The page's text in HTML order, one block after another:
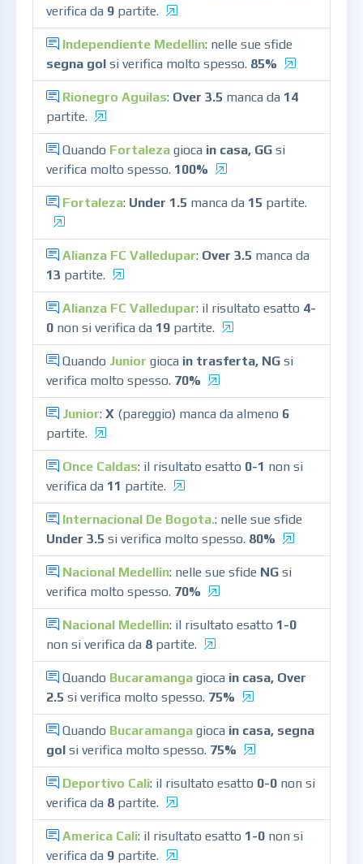
verifica da 9 partite.
Independiente Medellin: nelle sue sfide
segna gol si verifica molto spesso. 85%
Rionegro Aguilas: Over 3.5 manca da 14
partite.
Quando Fortaleza gioca in casa, GG si
verifica molto spesso. 100%
Fortaleza: Under 1.5 manca da 15 partite.
Alianza FC Valledupar: Over 3.5 manca da
13 partite.
Alianza FC Valledupar: il risultato esatto 4-
0 non si verifica da 19 partite.
Quando Junior gioca in trasferta, NG si
verifica molto spesso. 70%
Junior: X (pareggio) manca da almeno 6
partite.
Once Caldas: il risultato esatto 0-1 non si
verifica da 11 partite.
Internacional De Bogota.: nelle sue sfide
Under 3.5 si verifica molto spesso. 80%
Nacional Medellin: nelle sue sfide NG si
verifica molto spesso. 70%
Nacional Medellin: il risultato esatto 1-0
non si verifica da 8 partite.
Quando Bucaramanga gioca in casa, Over
2.5 si verifica molto spesso. 75%
Quando Bucaramanga gioca in casa, segna
gol si verifica molto spesso. 75%
Deportivo Cali: il risultato esatto 0-0 non si
verifica da 8 partite.
America Cali: il risultato esatto 1-0 non si
verifica da 9 partite.